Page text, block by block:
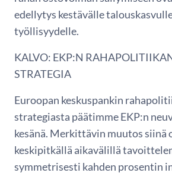
edellytys kestävälle
työllisyydelle.
KALVO: EKP:N
STRATEGIA
Euroopan keskuspankin
strategiasta päätimme EKP:n
kesänä. Merkittävin muutos siinä
keskipitkällä aikavälillä
symmetrisesti kahden prosentin